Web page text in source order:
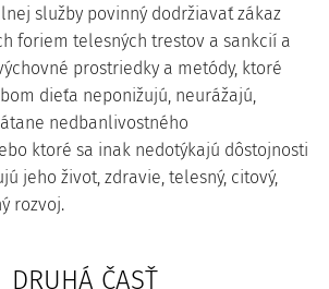
služby povinný dodržiavať zákaz
foriem telesných trestov a sankcií a
prostriedky a metódy, ktoré
dieťa neponižujú, neurážajú,
nedbanlivostného
ktoré sa inak nedotýkajú dôstojnosti
jeho život, zdravie, telesný, citový,
rozvoj.
DRUHÁ ČASŤ